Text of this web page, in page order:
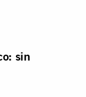
sin